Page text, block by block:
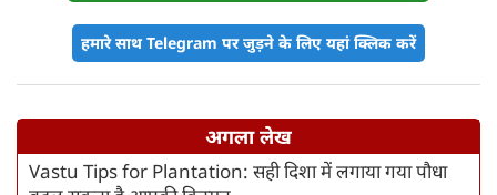
हमारे साथ Telegram पर जुड़ने के लिए यहां क्लिक करें
अगला लेख
Vastu Tips for Plantation: सही दिशा में लगाया गया पौधा